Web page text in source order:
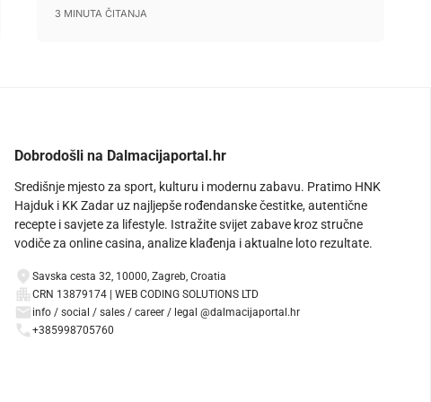
3 MINUTA ČITANJA
Dobrodošli na Dalmacijaportal.hr
Središnje mjesto za sport, kulturu i modernu zabavu. Pratimo HNK
Hajduk i KK Zadar uz najljepše rođendanske čestitke, autentične
recepte i savjete za lifestyle. Istražite svijet zabave kroz stručne
vodiče za online casina, analize klađenja i aktualne loto rezultate.
Savska cesta 32, 10000, Zagreb, Croatia
CRN 13879174 | WEB CODING SOLUTIONS LTD
info / social / sales / career / legal @dalmacijaportal.hr
+385998705760